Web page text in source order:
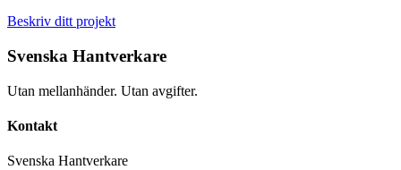
Beskriv ditt projekt
Svenska Hantverkare
Utan mellanhänder. Utan avgifter.
Kontakt
Svenska Hantverkare